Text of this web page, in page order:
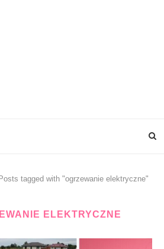
Posts tagged with "ogrzewanie elektryczne"
ELEKTRYCZNE